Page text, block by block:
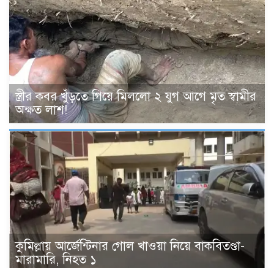
স্ত্রীর কবর খুঁড়তে গিয়ে মিললো ২ যুগ আগে মৃত স্বামীর
অক্ষত লাশ!
কুমিল্লায় আর্জেন্টিনার গোল খাওয়া নিয়ে বাকবিতণ্ডা-
মারামারি, নিহত ১